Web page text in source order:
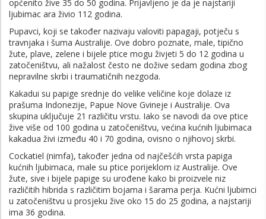
općenito žive 35 do 50 godina. Prijavljeno je da je najstariji
ljubimac ara živio 112 godina.
Pupavci, koji se također nazivaju valoviti papagaji, potječu s
travnjaka i šuma Australije. Ove dobro poznate, male, tipično
žute, plave, zelene i bijele ptice mogu živjeti 5 do 12 godina u
zatočeništvu, ali nažalost često ne dožive sedam godina zbog
nepravilne skrbi i traumatičnih nezgoda.
Kakadui su papige srednje do velike veličine koje dolaze iz
prašuma Indonezije, Papue Nove Gvineje i Australije. Ova
skupina uključuje 21 različitu vrstu. Iako se navodi da ove ptice
žive više od 100 godina u zatočeništvu, većina kućnih ljubimaca
kakadua živi između 40 i 70 godina, ovisno o njihovoj skrbi.
Cockatiel (nimfa), također jedna od najčešćih vrsta papiga
kućnih ljubimaca, male su ptice porijeklom iz Australije. Ove
žute, sive i bijele papige su urođene kako bi proizvele niz
različitih hibrida s različitim bojama i šarama perja. Kućni ljubimci
u zatočeništvu u prosjeku žive oko 15 do 25 godina, a najstariji
ima 36 godina.